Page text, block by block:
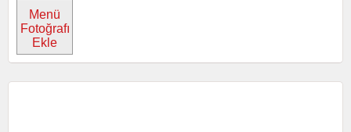
Menü
Fotoğrafı
Ekle